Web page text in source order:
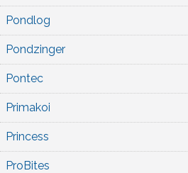
Pondlog
Pondzinger
Pontec
Primakoi
Princess
ProBites